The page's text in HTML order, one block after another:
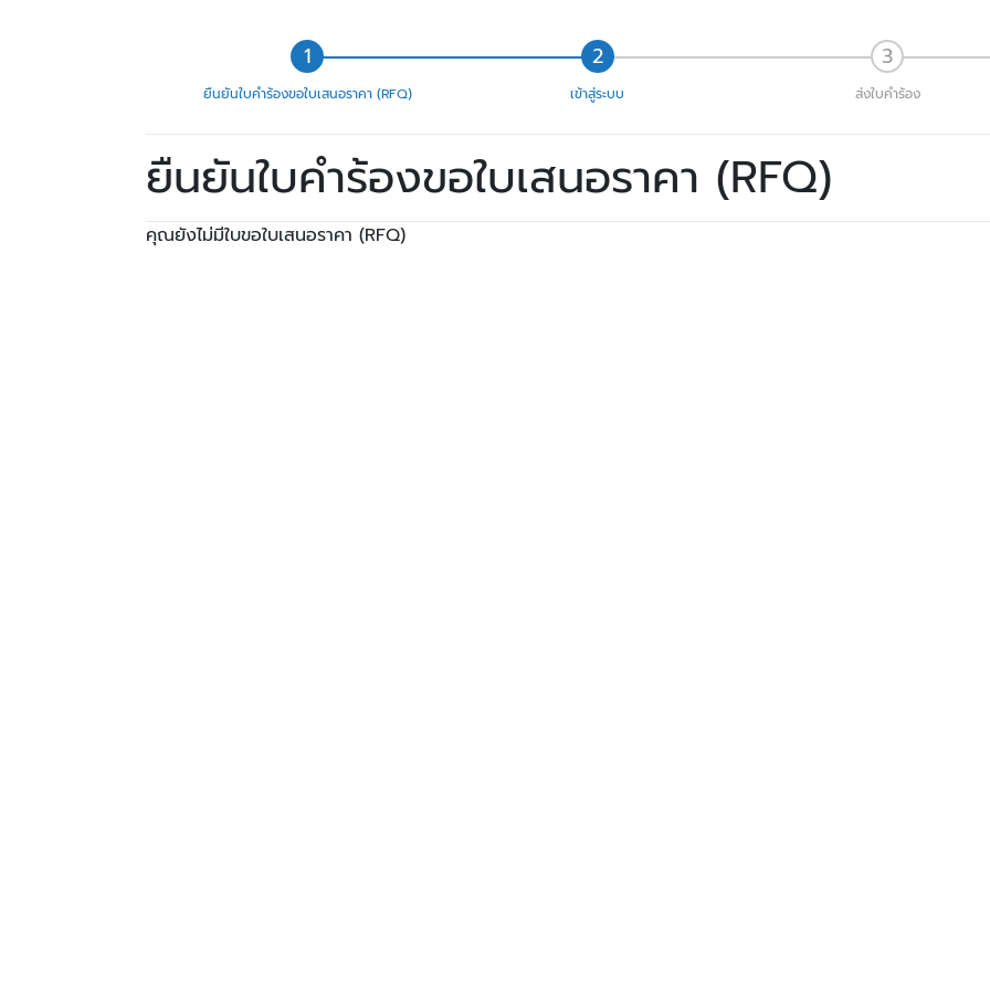
ยืนยันใบคำร้องขอใบเสนอราคา (RFQ) เข้าสู่ระบบ ส่งใบคำร้อง
ยืนยันใบคำร้องขอใบเสนอราคา (RFQ)
คุณยังไม่มีใบขอใบเสนอราคา (RFQ)